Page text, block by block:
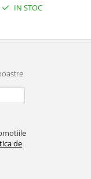
IN STOC
de